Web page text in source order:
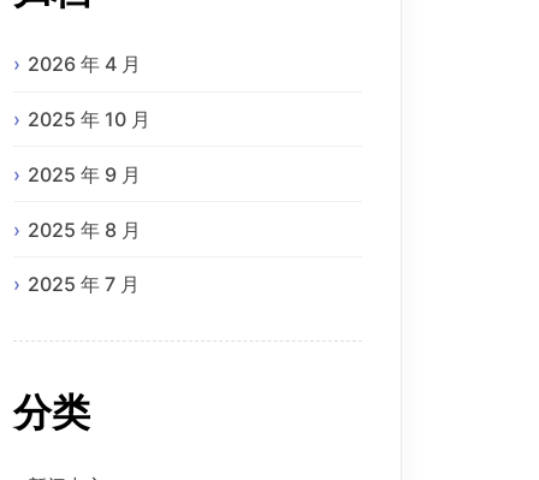
2026 年 4 月
2025 年 10 月
2025 年 9 月
2025 年 8 月
2025 年 7 月
分类